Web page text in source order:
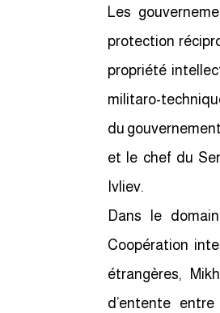
Les
protection
propriété
militaro-
du
et le chef du
Ivliev.
Dans le
Coopération
étrangères,
d’entente